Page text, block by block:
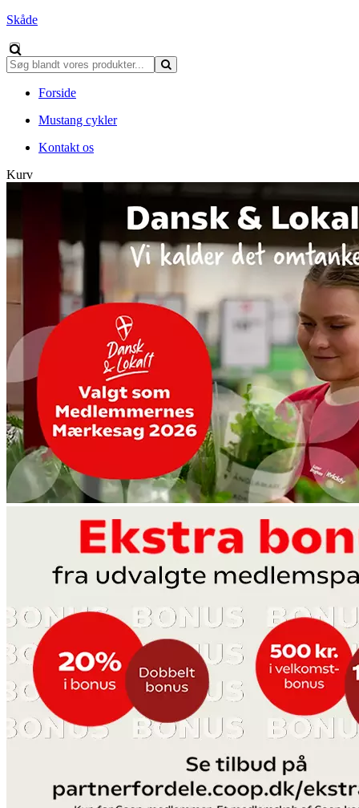
Skåde
Forside
Mustang cykler
Kontakt os
Kurv